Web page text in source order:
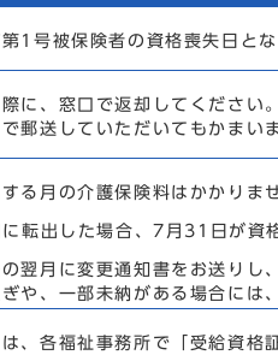
1号被保険者の資格喪失日とな
に、窓口で返却してください。
郵送していただいてもかまい
る月の介護保険料はかかりま
転出した場合、7月31日が資
翌月に変更通知書をお送りし
や、一部未納がある場合には
、各福祉事務所で「受給資格